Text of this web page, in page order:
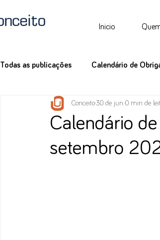
Inicio
Todas as publicações Calendário de
Calendário
setembro
Conceito30 de jun. 0 min de